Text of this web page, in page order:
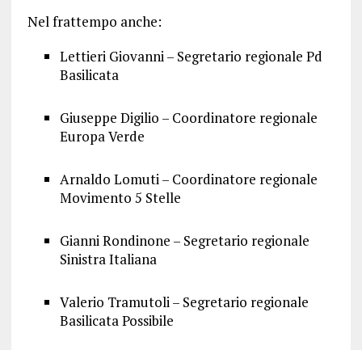
Nel frattempo anche:
Lettieri Giovanni – Segretario regionale Pd
Basilicata
Giuseppe Digilio – Coordinatore regionale
Europa Verde
Arnaldo Lomuti – Coordinatore regionale
Movimento 5 Stelle
Gianni Rondinone – Segretario regionale
Sinistra Italiana
Valerio Tramutoli – Segretario regionale
Basilicata Possibile